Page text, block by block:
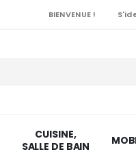
BIENVENUE !
CUISINE,
SALLE DE BAIN